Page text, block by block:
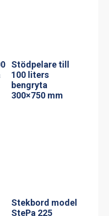
Stekbord model
StePa 225